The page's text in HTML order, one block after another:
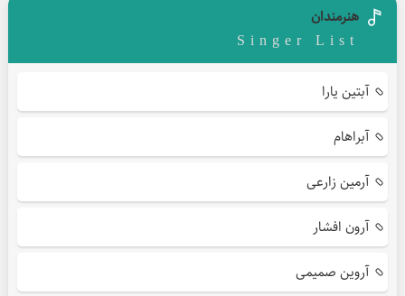
هنرمندان
Singer List
آبتین یارا
آبراهام
آرمین زارعی
آرون افشار
آروین صمیمی